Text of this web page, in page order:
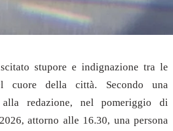
stupore e indignazione tra le
cuore della città. Secondo una
alla redazione, nel pomeriggio di
attorno alle 16.30, una persona